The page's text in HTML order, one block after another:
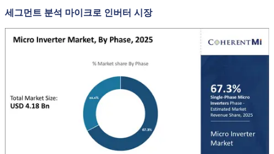
세그먼트 분석 마이크로 인버터 시장